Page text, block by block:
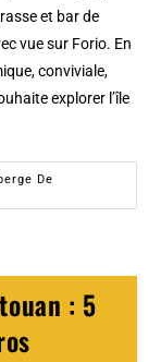
et bar de
vue sur Forio. En
conviviale,
explorer l’île
De
: 5